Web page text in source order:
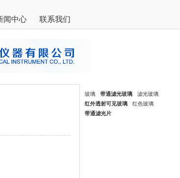
闻中心 联系我们
玻璃 带通滤光玻璃
滤光玻璃
红外透射可见玻璃
红色玻璃
带通滤光片